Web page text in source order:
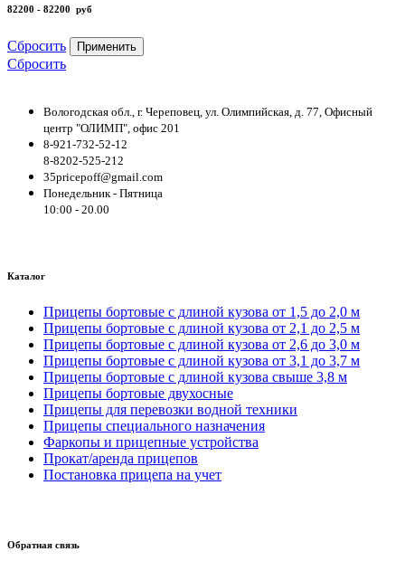
82200 - 82200 руб
Сбросить Применить
Сбросить
Вологодская обл., г. Череповец, ул. Олимпийская, д. 77, Офисный
центр "ОЛИМП", офис 201
8-921-732-52-12
8-8202-525-212
35pricepoff@gmail.com
Понедельник - Пятница
10:00 - 20.00
Каталог
Прицепы бортовые с длиной кузова от 1,5 до 2,0 м
Прицепы бортовые с длиной кузова от 2,1 до 2,5 м
Прицепы бортовые с длиной кузова от 2,6 до 3,0 м
Прицепы бортовые с длиной кузова от 3,1 до 3,7 м
Прицепы бортовые с длиной кузова свыше 3,8 м
Прицепы бортовые двухосные
Прицепы для перевозки водной техники
Прицепы специального назначения
Фаркопы и прицепные устройства
Прокат/аренда прицепов
Постановка прицепа на учет
Обратная связь